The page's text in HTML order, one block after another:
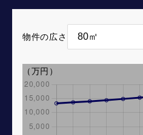
物件の広さ
（万円）